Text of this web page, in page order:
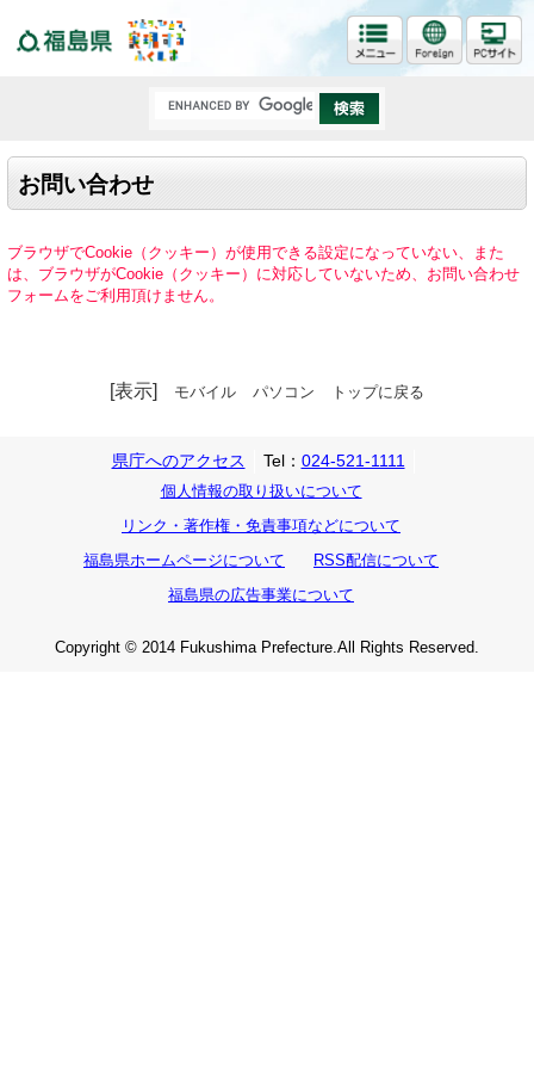
お問い合わせ
ブラウザでCookie（クッキー）が使用できる設定になっていない、また
は、ブラウザがCookie（クッキー）に対応していないため、お問い合わせ
フォームをご利用頂けません。
[表示] モバイル パソコン トップに戻る
県庁へのアクセス Tel： 024-521-1111
個人情報の取り扱いについて
リンク・著作権・免責事項などについて
福島県ホームページについて
RSS配信について
福島県の広告事業について
Copyright © 2014 Fukushima Prefecture.All Rights Reserved.